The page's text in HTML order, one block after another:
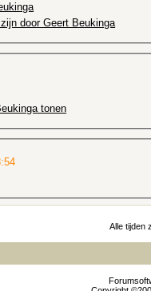
door Geert Beukinga
tonen
Alle tijden